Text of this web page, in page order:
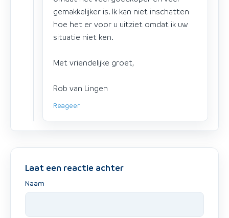
gemakkelijker is. Ik kan niet inschatten
hoe het er voor u uitziet omdat ik uw
situatie niet ken.
Met vriendelijke groet,
Rob van Lingen
Reageer
Laat een reactie achter
Naam